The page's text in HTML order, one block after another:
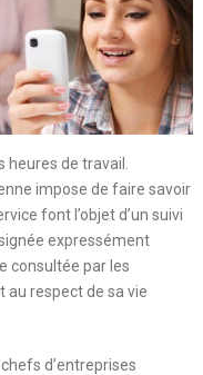
de travail.
impose de faire savoir
font l’objet d’un suivi
expressément
consultée par les
au respect de sa vie
d’entreprises